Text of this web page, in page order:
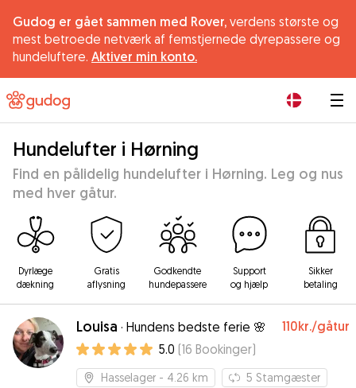
Gudog er gået sammen med Rover, verdens største og
mest betroede netværk af femstjernede dyrepassere og
hundeluftere. Aktiver min konto.
Hundelufter i Hørning
Find en pålidelig hundelufter i Hørning. Leg og nus
med hver gåtur.
Dyrlæge
dækning
Gratis
aflysning
Godkendte
hundepassere
Support
og hjælp
Sikker
betaling
Louisa · Hundens bedste ferie 🌸 110kr./gåtur
5.0 (16 Bookinger)
Hasselager - 4.26 km 5 Stamgæster